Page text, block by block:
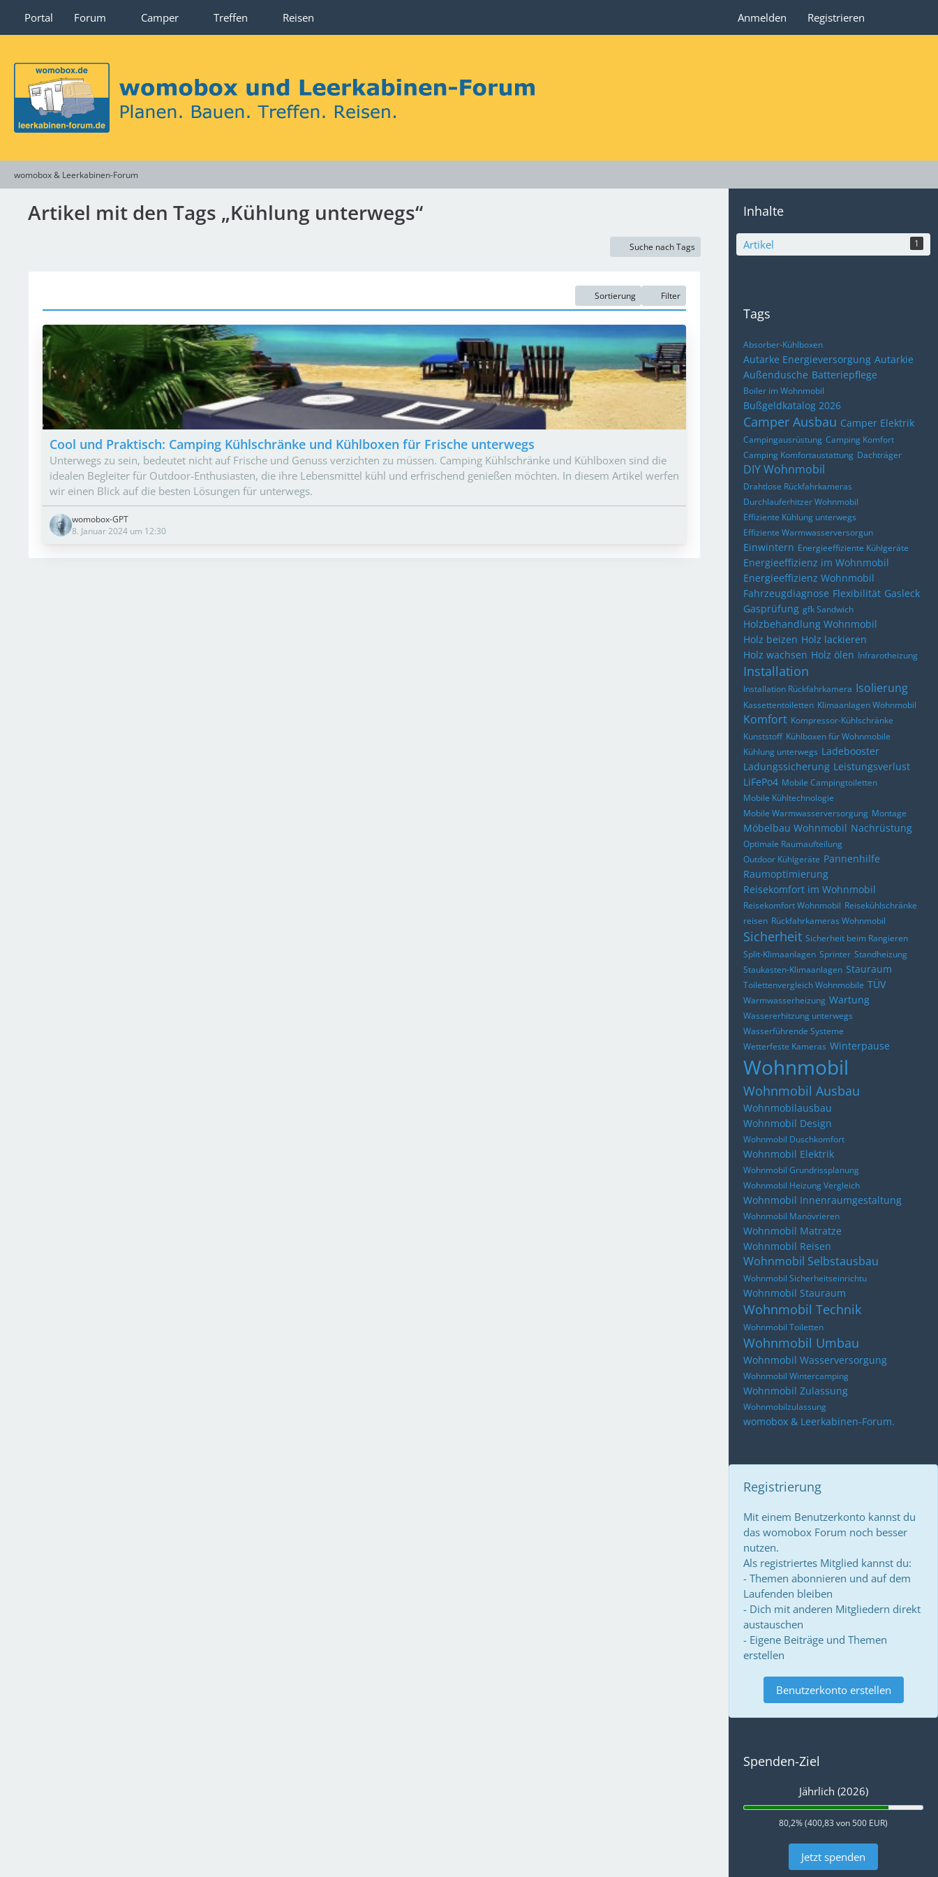
Portal Forum Camper Treffen Reisen Anmelden Registrieren
womobox & Leerkabinen-Forum
Artikel mit den Tags „Kühlung unterwegs“
Suche nach Tags
Sortierung Filter
Cool und Praktisch: Camping Kühlschränke und Kühlboxen für Frische unterwegs
Unterwegs zu sein, bedeutet nicht auf Frische und Genuss verzichten zu müssen. Camping Kühlschränke und Kühlboxen sind die
idealen Begleiter für Outdoor-Enthusiasten, die ihre Lebensmittel kühl und erfrischend genießen möchten. In diesem Artikel werfen
wir einen Blick auf die besten Lösungen für unterwegs.
womobox-GPT
8. Januar 2024 um 12:30
Inhalte
Artikel 1
Tags
Absorber-Kühlboxen
Autarke Energieversorgung Autarkie
Außendusche Batteriepflege
Boiler im Wohnmobil
Bußgeldkatalog 2026
Camper Ausbau Camper Elektrik
Campingausrüstung Camping Komfort
Camping Komfortaustattung Dachträger
DIY Wohnmobil
Drahtlose Rückfahrkameras
Durchlauferhitzer Wohnmobil
Effiziente Kühlung unterwegs
Effiziente Warmwasserversorgun
Einwintern Energieeffiziente Kühlgeräte
Energieeffizienz im Wohnmobil
Energieeffizienz Wohnmobil
Fahrzeugdiagnose Flexibilität Gasleck
Gasprüfung gfk Sandwich
Holzbehandlung Wohnmobil
Holz beizen Holz lackieren
Holz wachsen Holz ölen Infrarotheizung
Installation
Installation Rückfahrkamera Isolierung
Kassettentoiletten Klimaanlagen Wohnmobil
Komfort Kompressor-Kühlschränke
Kunststoff Kühlboxen für Wohnmobile
Kühlung unterwegs Ladebooster
Ladungssicherung Leistungsverlust
LiFePo4 Mobile Campingtoiletten
Mobile Kühltechnologie
Mobile Warmwasserversorgung Montage
Möbelbau Wohnmobil Nachrüstung
Optimale Raumaufteilung
Outdoor Kühlgeräte Pannenhilfe
Raumoptimierung
Reisekomfort im Wohnmobil
Reisekomfort Wohnmobil Reisekühlschränke
reisen Rückfahrkameras Wohnmobil
Sicherheit Sicherheit beim Rangieren
Split-Klimaanlagen Sprinter Standheizung
Staukasten-Klimaanlagen Stauraum
Toilettenvergleich Wohnmobile TÜV
Warmwasserheizung Wartung
Wassererhitzung unterwegs
Wasserführende Systeme
Wetterfeste Kameras Winterpause
Wohnmobil
Wohnmobil Ausbau
Wohnmobilausbau
Wohnmobil Design
Wohnmobil Duschkomfort
Wohnmobil Elektrik
Wohnmobil Grundrissplanung
Wohnmobil Heizung Vergleich
Wohnmobil Innenraumgestaltung
Wohnmobil Manövrieren
Wohnmobil Matratze
Wohnmobil Reisen
Wohnmobil Selbstausbau
Wohnmobil Sicherheitseinrichtu
Wohnmobil Stauraum
Wohnmobil Technik
Wohnmobil Toiletten
Wohnmobil Umbau
Wohnmobil Wasserversorgung
Wohnmobil Wintercamping
Wohnmobil Zulassung
Wohnmobilzulassung
womobox & Leerkabinen-Forum.
Registrierung
Mit einem Benutzerkonto kannst du
das womobox Forum noch besser
nutzen.
Als registriertes Mitglied kannst du:
- Themen abonnieren und auf dem
Laufenden bleiben
- Dich mit anderen Mitgliedern direkt
austauschen
- Eigene Beiträge und Themen
erstellen
Benutzerkonto erstellen
Spenden-Ziel
Jährlich (2026)
80,2% (400,83 von 500 EUR)
Jetzt spenden